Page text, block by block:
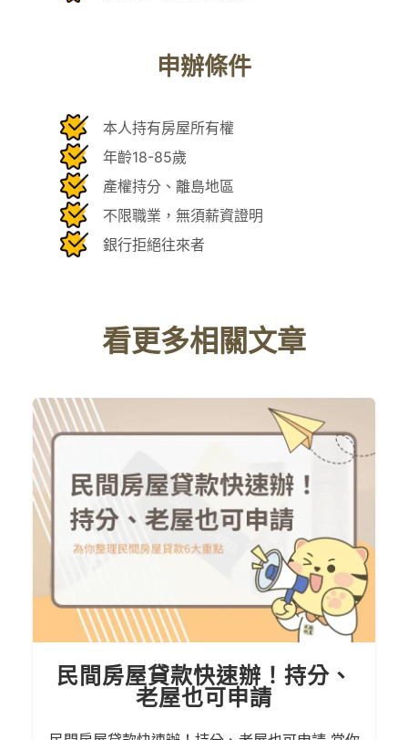
申辦條件
本人持有房屋所有權
年齡18-85歲
產權持分、離島地區
不限職業，無須薪資證明
銀行拒絕往來者
看更多相關文章
民間房屋貸款快速辦！持分、
老屋也可申請